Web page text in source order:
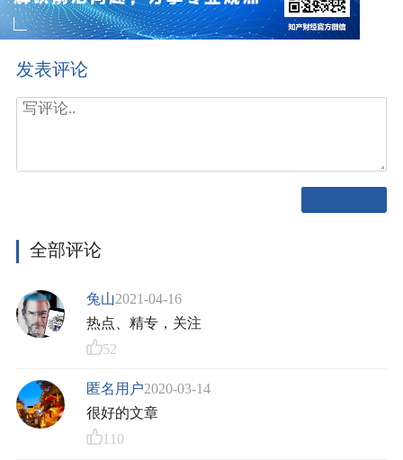
发表评论
全部评论
兔山2021-04-16
热点、精专，关注
52
匿名用户2020-03-14
很好的文章
110